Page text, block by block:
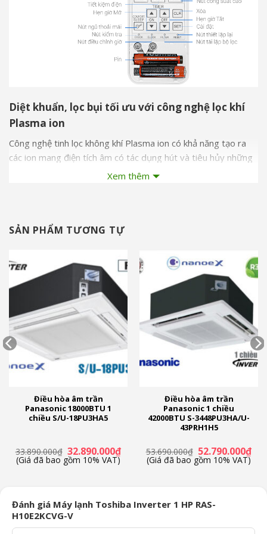
Diệt khuẩn, lọc bụi tối ưu với công nghệ lọc khí
Plasma ion
Công nghệ tinh lọc không khí Plasma ion có khả năng tạo ra
các ion mang điện tích âm có tác dụng hút và tiêu hủy những
phần tử gây ô nhiễm, mùi hôi, bụi bẩn mang đến cho bạn bầu
Ngăn ngừa bụi bẩn, vi khuẩn bám vào dàn lạnh
với công nghệ Magic Coil
Xem thêm
SẢN PHẨM TƯƠNG TỰ
Điều hòa âm trần
Panasonic 18000BTU 1
chiều S/U-18PU3HA5
33.890.000₫ Giá
gốc
là:
32.890.000₫Giá
(Giá đã bao gồm 10% VAT)
Điều hòa âm trần
Panasonic 1 chiều
42000BTU S-3448PU3HA/U-
43PRH1H5
53.690.000₫ Giá
gốc
là:
52.790.000₫Giá
(Giá đã bao gồm 10% VAT)
Đánh giá Máy lạnh Toshiba Inverter 1 HP RAS-
H10E2KCVG-V